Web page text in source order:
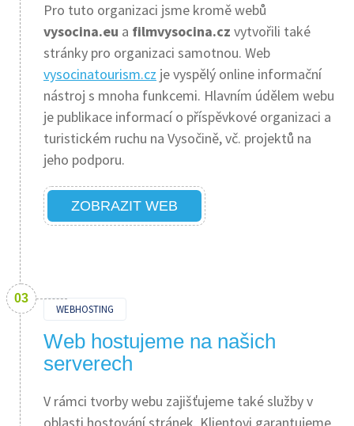
Pro tuto organizaci jsme kromě webů
vysocina.eu a filmvysocina.cz vytvořili také
stránky pro organizaci samotnou. Web
vysocinatourism.cz je vyspělý online informační
nástroj s mnoha funkcemi. Hlavním údělem webu
je publikace informací o příspěvkové organizaci a
turistickém ruchu na Vysočině, vč. projektů na
jeho podporu.
ZOBRAZIT WEB
WEBHOSTING
Web hostujeme na našich
serverech
V rámci tvorby webu zajišťujeme také služby v